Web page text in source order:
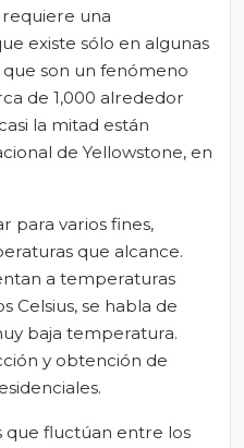
una
existe sólo en algunas
son un fenómeno
de 1,000 alrededor
la mitad están
de Yellowstone, en
para varios fines,
que alcance.
a temperaturas
Celsius, se habla de
baja temperatura.
y obtención de
que fluctúan entre los